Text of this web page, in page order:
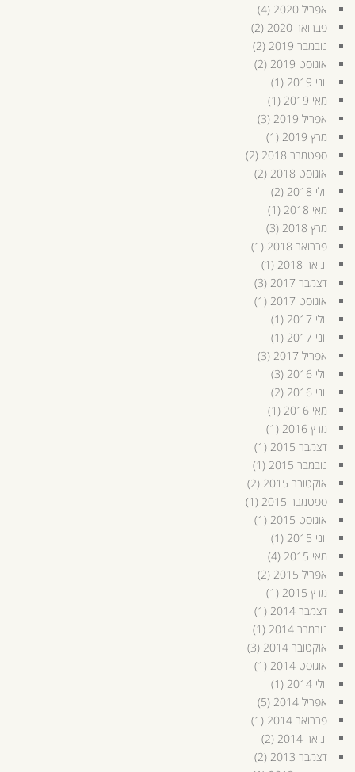
אפריל 2020
(4)
פברואר 2020
(2)
נובמבר 2019
(2)
אוגוסט 2019
(2)
יוני 2019
(1)
מאי 2019
(1)
אפריל 2019
(3)
מרץ 2019
(1)
ספטמבר 2018
(2)
אוגוסט 2018
(2)
יולי 2018
(2)
מאי 2018
(1)
מרץ 2018
(3)
פברואר 2018
(1)
ינואר 2018
(1)
דצמבר 2017
(3)
אוגוסט 2017
(1)
יולי 2017
(1)
יוני 2017
(1)
אפריל 2017
(3)
יולי 2016
(3)
יוני 2016
(2)
מאי 2016
(1)
מרץ 2016
(1)
דצמבר 2015
(1)
נובמבר 2015
(1)
אוקטובר 2015
(2)
ספטמבר 2015
(1)
אוגוסט 2015
(1)
יוני 2015
(1)
מאי 2015
(4)
אפריל 2015
(2)
מרץ 2015
(1)
דצמבר 2014
(1)
נובמבר 2014
(1)
אוקטובר 2014
(3)
אוגוסט 2014
(1)
יולי 2014
(1)
אפריל 2014
(5)
פברואר 2014
(1)
ינואר 2014
(2)
דצמבר 2013
(2)